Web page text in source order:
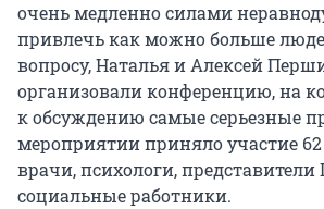
очень медленно силами
привлечь как можно больше
вопросу, Наталья и Алексей
организовали конференцию, на
к обсуждению самые серьезные
мероприятии приняло участие 62
врачи, психологи,
социальные работники.